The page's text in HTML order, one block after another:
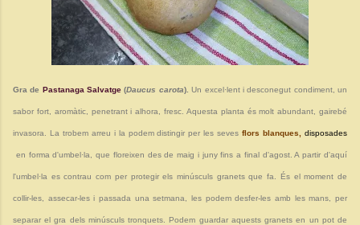
Gra de Pastanaga Salvatge (Daucus carota). Un excel·lent i desconegut condiment, un
sabor fort, aromàtic, penetrant i alhora, fresc. Aquesta planta és molt abundant, gairebé
invasora. La trobem arreu i la podem distingir per les sevesflors blanques,disposades
en forma d'umbel·la, que floreixen des de maig i juny fins a final d'agost. A partir d'aquí
l'umbel·la es contrau com per protegir els minúsculs granets que fa. És el moment de
collir-les, assecar-les i passada una setmana, les podem desfer-les amb les mans, per
separar el gra dels minúsculs tronquets. Podem guardar aquests granets en un pot de